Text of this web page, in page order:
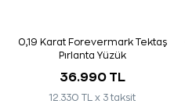
0,19 Karat Forevermark Tektaş
Pırlanta Yüzük
36.990 TL
12.330 TL x 3 taksit